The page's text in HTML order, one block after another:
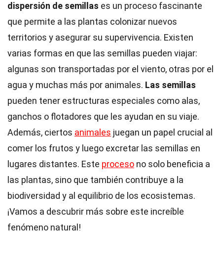
dispersión de semillas es un proceso fascinante
que permite a las plantas colonizar nuevos
territorios y asegurar su supervivencia. Existen
varias formas en que las semillas pueden viajar:
algunas son transportadas por el viento, otras por el
agua y muchas más por animales. Las semillas
pueden tener estructuras especiales como alas,
ganchos o flotadores que les ayudan en su viaje.
Además, ciertos animales juegan un papel crucial al
comer los frutos y luego excretar las semillas en
lugares distantes. Este proceso no solo beneficia a
las plantas, sino que también contribuye a la
biodiversidad y al equilibrio de los ecosistemas.
¡Vamos a descubrir más sobre este increíble
fenómeno natural!